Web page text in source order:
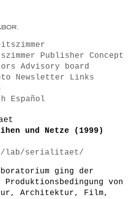
Publisher
Concept
Advisory board
Newsletter
Links
Español
und Netze (1999)
lab/serialitaet/
ging der
von
Architektur, Film,